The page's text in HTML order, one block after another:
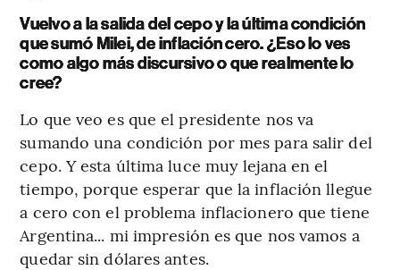
Vuelvo a la salida del cepo y la última condición
que sumó Milei, de inflación cero. ¿Eso lo ves
como algo más discursivo o que realmente lo
cree?
Lo que veo es que el presidente nos va
sumando una condición por mes para salir del
cepo. Y esta última luce muy lejana en el
tiempo, porque esperar que la inflación llegue
a cero con el problema inflacionero que tiene
Argentina... mi impresión es que nos vamos a
quedar sin dólares antes.